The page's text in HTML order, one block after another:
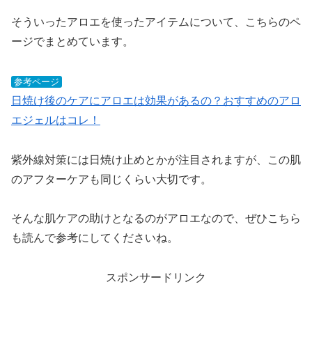
そういったアロエを使ったアイテムについて、こちらのペ
ージでまとめています。
参考ページ
日焼け後のケアにアロエは効果があるの？おすすめのアロ
エジェルはコレ！
紫外線対策には日焼け止めとかが注目されますが、この肌
のアフターケアも同じくらい大切です。
そんな肌ケアの助けとなるのがアロエなので、ぜひこちら
も読んで参考にしてくださいね。
スポンサードリンク